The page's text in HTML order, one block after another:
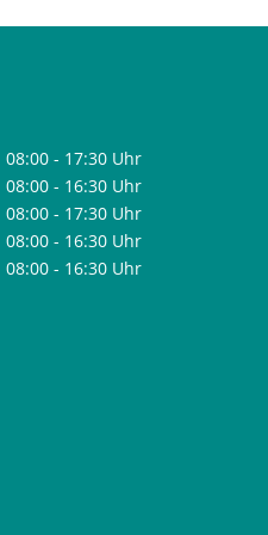
08:00 - 17:30 Uhr
08:00 - 16:30 Uhr
08:00 - 17:30 Uhr
08:00 - 16:30 Uhr
08:00 - 16:30 Uhr